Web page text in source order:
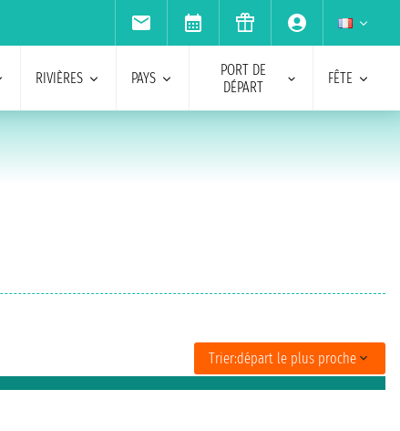
RIVIÈRES PAYS
PORT DE
DÉPART
FÊTE
Trier:départ le plus proche